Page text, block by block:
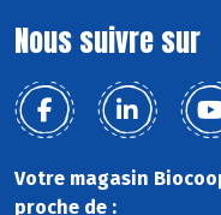
Nous suivre sur
Votre magasin
proche de :